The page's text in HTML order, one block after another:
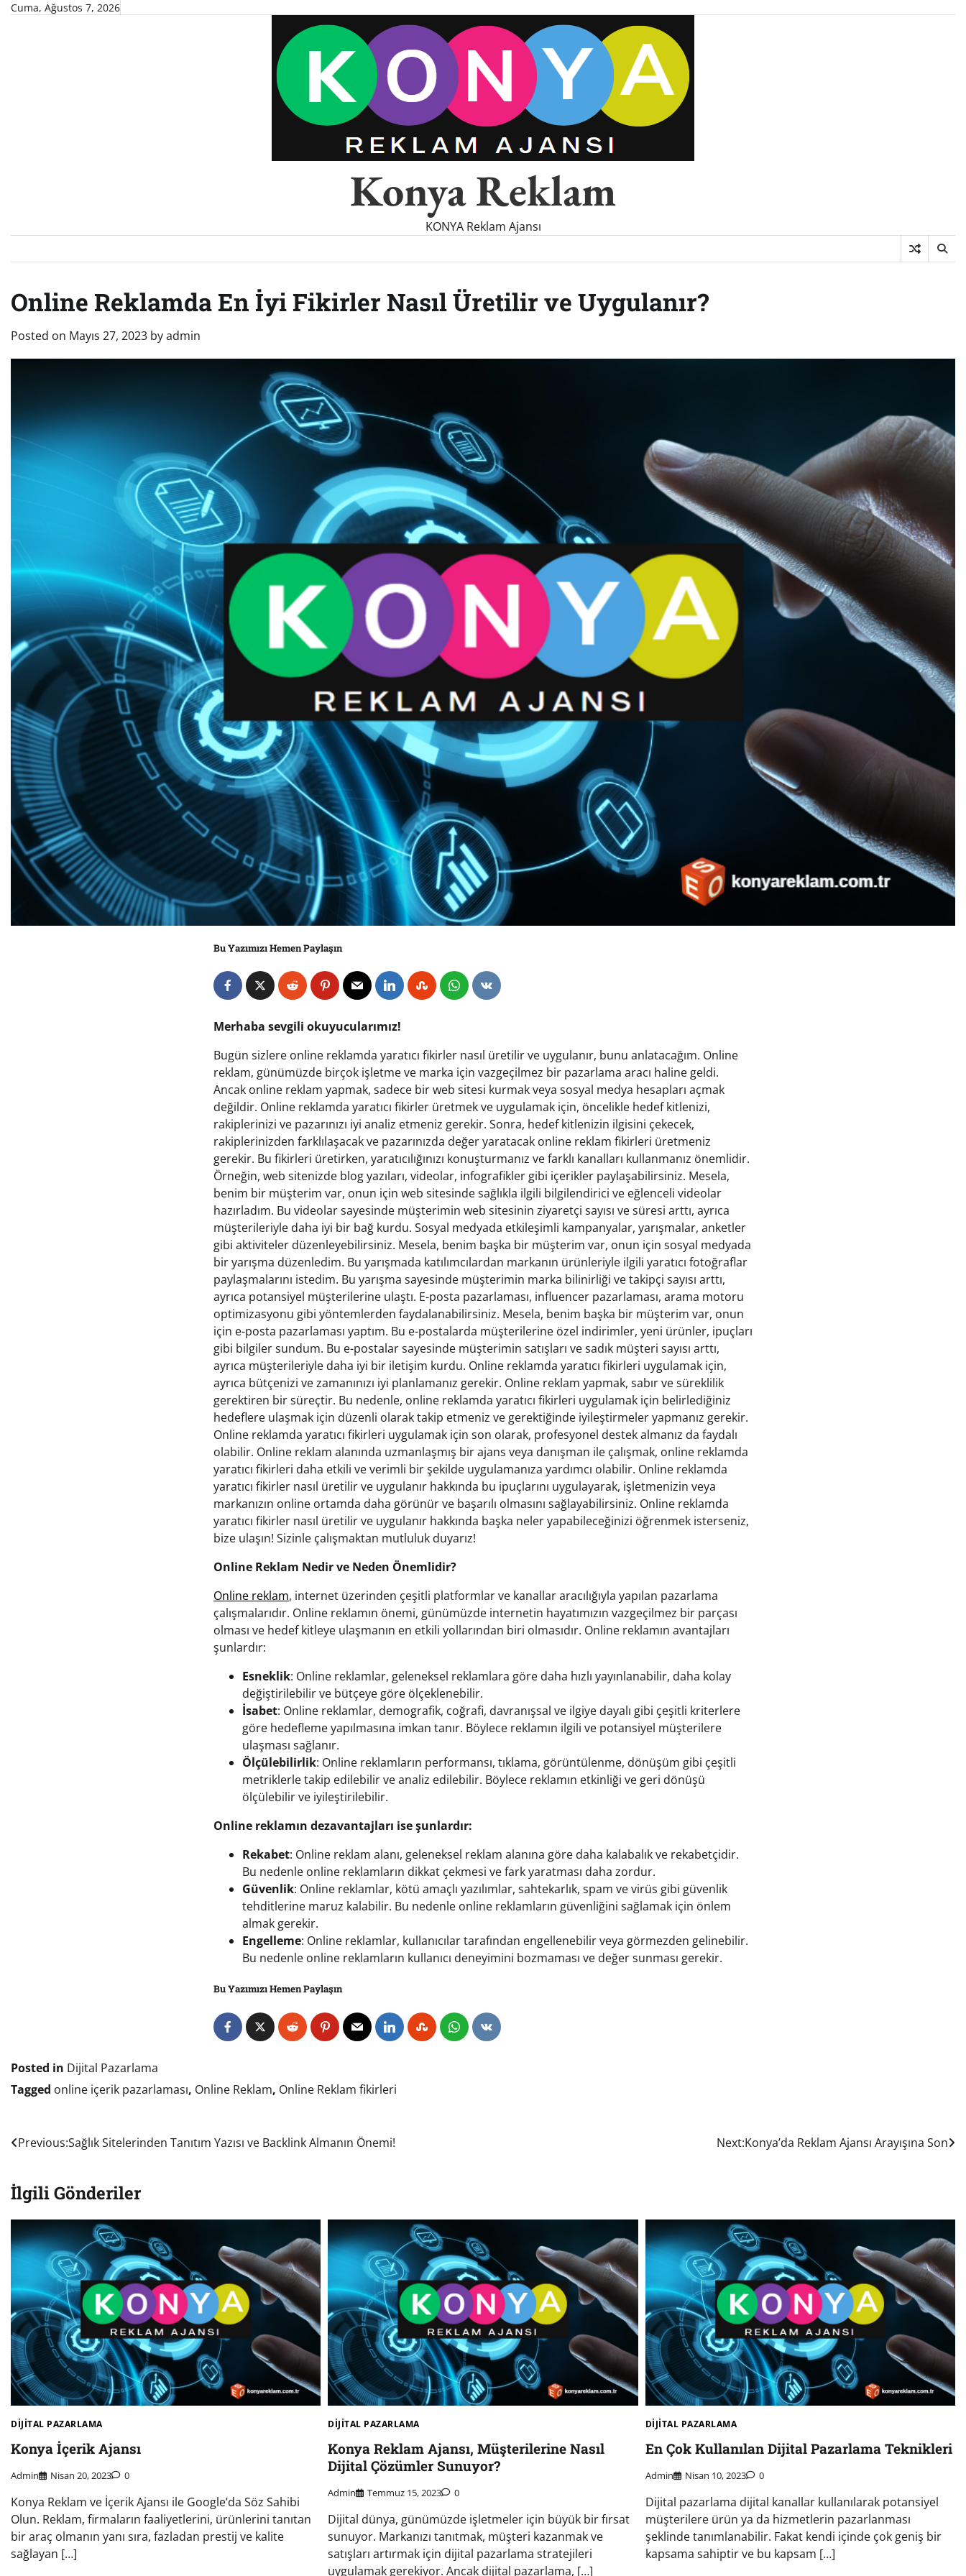
SkipCuma, Ağustos 7, 2026
Konya Reklam
KONYA Reklam Ajansı
Online Reklamda En İyi Fikirler Nasıl Üretilir ve Uygulanır?
Posted on Mayıs 27, 2023 byadmin
Bu Yazımızı Hemen Paylaşın
Merhaba sevgili okuyucularımız!
Bugün sizlere online reklamda yaratıcı fikirler nasıl üretilir ve uygulanır, bunu anlatacağım. Online
reklam, günümüzde birçok işletme ve marka için vazgeçilmez bir pazarlama aracı haline geldi.
Ancak online reklam yapmak, sadece bir web sitesi kurmak veya sosyal medya hesapları açmak
değildir. Online reklamda yaratıcı fikirler üretmek ve uygulamak için, öncelikle hedef kitlenizi,
rakiplerinizi ve pazarınızı iyi analiz etmeniz gerekir. Sonra, hedef kitlenizin ilgisini çekecek,
rakiplerinizden farklılaşacak ve pazarınızda değer yaratacak online reklam fikirleri üretmeniz
gerekir. Bu fikirleri üretirken, yaratıcılığınızı konuşturmanız ve farklı kanalları kullanmanız önemlidir.
Örneğin, web sitenizde blog yazıları, videolar, infografikler gibi içerikler paylaşabilirsiniz. Mesela,
benim bir müşterim var, onun için web sitesinde sağlıkla ilgili bilgilendirici ve eğlenceli videolar
hazırladım. Bu videolar sayesinde müşterimin web sitesinin ziyaretçi sayısı ve süresi arttı, ayrıca
müşterileriyle daha iyi bir bağ kurdu. Sosyal medyada etkileşimli kampanyalar, yarışmalar, anketler
gibi aktiviteler düzenleyebilirsiniz. Mesela, benim başka bir müşterim var, onun için sosyal medyada
bir yarışma düzenledim. Bu yarışmada katılımcılardan markanın ürünleriyle ilgili yaratıcı fotoğraflar
paylaşmalarını istedim. Bu yarışma sayesinde müşterimin marka bilinirliği ve takipçi sayısı arttı,
ayrıca potansiyel müşterilerine ulaştı. E-posta pazarlaması, influencer pazarlaması, arama motoru
optimizasyonu gibi yöntemlerden faydalanabilirsiniz. Mesela, benim başka bir müşterim var, onun
için e-posta pazarlaması yaptım. Bu e-postalarda müşterilerine özel indirimler, yeni ürünler, ipuçları
gibi bilgiler sundum. Bu e-postalar sayesinde müşterimin satışları ve sadık müşteri sayısı arttı,
ayrıca müşterileriyle daha iyi bir iletişim kurdu. Online reklamda yaratıcı fikirleri uygulamak için,
ayrıca bütçenizi ve zamanınızı iyi planlamanız gerekir. Online reklam yapmak, sabır ve süreklilik
gerektiren bir süreçtir. Bu nedenle, online reklamda yaratıcı fikirleri uygulamak için belirlediğiniz
hedeflere ulaşmak için düzenli olarak takip etmeniz ve gerektiğinde iyileştirmeler yapmanız gerekir.
Online reklamda yaratıcı fikirleri uygulamak için son olarak, profesyonel destek almanız da faydalı
olabilir. Online reklam alanında uzmanlaşmış bir ajans veya danışman ile çalışmak, online reklamda
yaratıcı fikirleri daha etkili ve verimli bir şekilde uygulamanıza yardımcı olabilir. Online reklamda
yaratıcı fikirler nasıl üretilir ve uygulanır hakkında bu ipuçlarını uygulayarak, işletmenizin veya
markanızın online ortamda daha görünür ve başarılı olmasını sağlayabilirsiniz. Online reklamda
yaratıcı fikirler nasıl üretilir ve uygulanır hakkında başka neler yapabileceğinizi öğrenmek isterseniz,
bize ulaşın! Sizinle çalışmaktan mutluluk duyarız!
Online Reklam Nedir ve Neden Önemlidir?
Online reklam, internet üzerinden çeşitli platformlar ve kanallar aracılığıyla yapılan pazarlama
çalışmalarıdır. Online reklamın önemi, günümüzde internetin hayatımızın vazgeçilmez bir parçası
olması ve hedef kitleye ulaşmanın en etkili yollarından biri olmasıdır. Online reklamın avantajları
şunlardır:
Esneklik: Online reklamlar, geleneksel reklamlara göre daha hızlı yayınlanabilir, daha kolay
değiştirilebilir ve bütçeye göre ölçeklenebilir.
İsabet: Online reklamlar, demografik, coğrafi, davranışsal ve ilgiye dayalı gibi çeşitli kriterlere
göre hedefleme yapılmasına imkan tanır. Böylece reklamın ilgili ve potansiyel müşterilere
ulaşması sağlanır.
Ölçülebilirlik: Online reklamların performansı, tıklama, görüntülenme, dönüşüm gibi çeşitli
metriklerle takip edilebilir ve analiz edilebilir. Böylece reklamın etkinliği ve geri dönüşü
ölçülebilir ve iyileştirilebilir.
Online reklamın dezavantajları ise şunlardır:
Rekabet: Online reklam alanı, geleneksel reklam alanına göre daha kalabalık ve rekabetçidir.
Bu nedenle online reklamların dikkat çekmesi ve fark yaratması daha zordur.
Güvenlik: Online reklamlar, kötü amaçlı yazılımlar, sahtekarlık, spam ve virüs gibi güvenlik
tehditlerine maruz kalabilir. Bu nedenle online reklamların güvenliğini sağlamak için önlem
almak gerekir.
Engelleme: Online reklamlar, kullanıcılar tarafından engellenebilir veya görmezden gelinebilir.
Bu nedenle online reklamların kullanıcı deneyimini bozmaması ve değer sunması gerekir.
Bu Yazımızı Hemen Paylaşın
Posted in Dijital Pazarlama
Tagged online içerik pazarlaması, Online Reklam, Online Reklam fikirleri
Yazı
Previous:Sağlık Sitelerinden Tanıtım Yazısı ve Backlink Almanın Önemi! Next:Konya’da Reklam Ajansı Arayışına Son
İlgili Gönderiler
DIJITAL PAZARLAMA
Konya İçerik Ajansı
Admin Nisan 20, 2023 0
Konya Reklam ve İçerik Ajansı ile Google’da Söz Sahibi
Olun. Reklam, firmaların faaliyetlerini, ürünlerini tanıtan
bir araç olmanın yanı sıra, fazladan prestij ve kalite
sağlayan […]
DIJITAL PAZARLAMA
Konya Reklam Ajansı, Müşterilerine Nasıl
Dijital Çözümler Sunuyor?
Admin Temmuz 15, 2023 0
Dijital dünya, günümüzde işletmeler için büyük bir fırsat
sunuyor. Markanızı tanıtmak, müşteri kazanmak ve
satışları artırmak için dijital pazarlama stratejileri
uygulamak gerekiyor. Ancak dijital pazarlama, […]
DIJITAL PAZARLAMA
En Çok Kullanılan Dijital Pazarlama Teknikleri
Admin Nisan 10, 2023 0
Dijital pazarlama dijital kanallar kullanılarak potansiyel
müşterilere ürün ya da hizmetlerin pazarlanması
şeklinde tanımlanabilir. Fakat kendi içinde çok geniş bir
kapsama sahiptir ve bu kapsam […]